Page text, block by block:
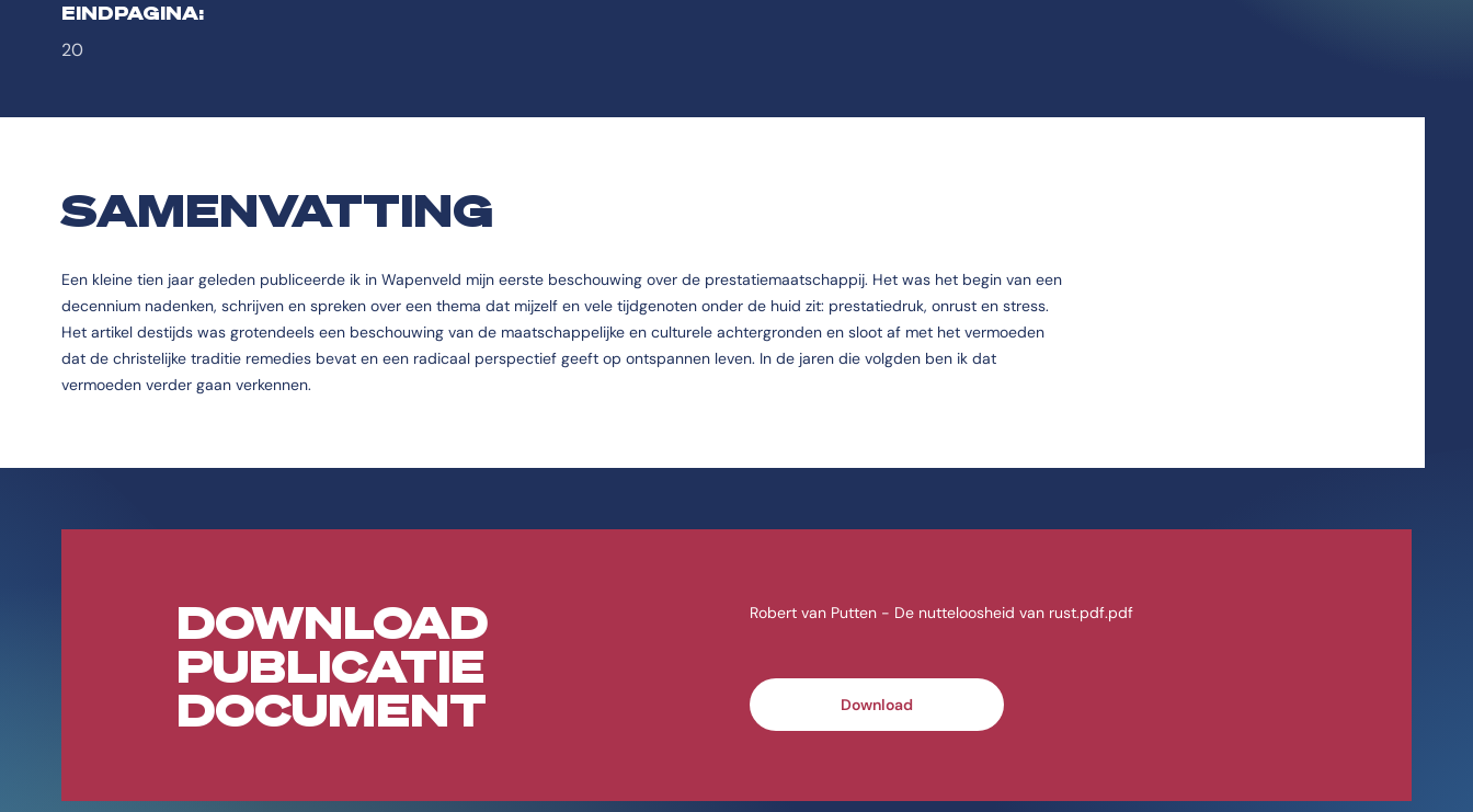
EINDPAGINA:
20
SAMENVATTING
Een kleine tien jaar geleden publiceerde ik in Wapenveld mijn eerste beschouwing over de prestatiemaatschappij. Het was het begin van een
decennium nadenken, schrijven en spreken over een thema dat mijzelf en vele tijdgenoten onder de huid zit: prestatiedruk, onrust en stress.
Het artikel destijds was grotendeels een beschouwing van de maatschappelijke en culturele achtergronden en sloot af met het vermoeden
dat de christelijke traditie remedies bevat en een radicaal perspectief geeft op ontspannen leven. In de jaren die volgden ben ik dat
vermoeden verder gaan verkennen.
DOWNLOAD
PUBLICATIE
DOCUMENT
Robert van Putten - De nutteloosheid van rust.pdf.pdf
Download